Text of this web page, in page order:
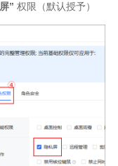
” 权限（默认授予）